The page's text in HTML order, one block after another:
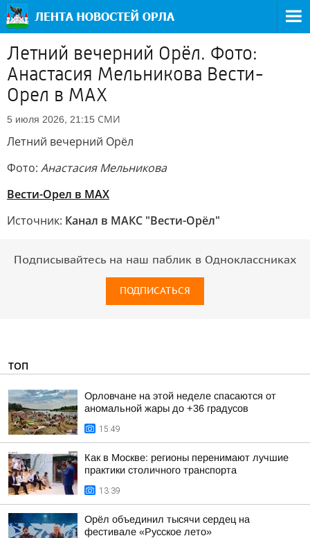
Летний вечерний Орёл. Фото:
Анастасия Мельникова Вести-
Орел в МАХ
5 июля 2026, 21:15 СМИ
Летний вечерний Орёл
Фото: Анастасия Мельникова
Вести-Орел в МАХ
Источник: Канал в МАКС "Вести-Орёл"
Подписывайтесь на наш паблик в Одноклассниках
ПОДПИСАТЬСЯ
ТОП
Орловчане на этой неделе спасаются от
аномальной жары до +36 градусов
15:49
Как в Москве: регионы перенимают лучшие
практики столичного транспорта
13:39
Орёл объединил тысячи сердец на
фестивале «Русское лето»